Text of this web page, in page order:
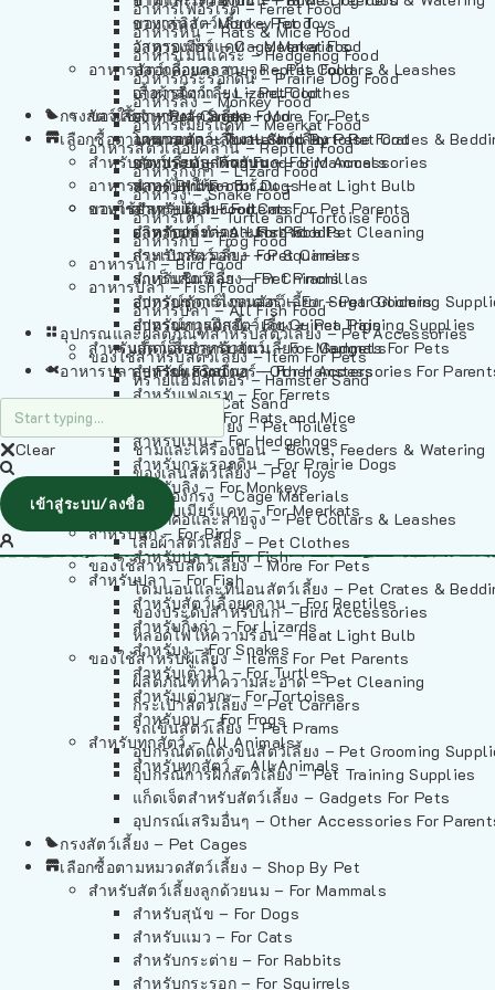
อาหารเฟอร์เร็ต – Ferret Food
อาหารหนู – Rats & Mice Food
อาหารเม่นแคระ – Hedgehog Food
อาหารกระรอกดิน – Prairie Dog Food
อาหารลิง – Monkey Food
อาหารเมียร์แคท – Meerkat Food
อาหารสัตว์เลี้อยคลาน – Reptile Food
อาหารกิ้งก่า – Lizard Food
อาหารงู – Snake Food
อาหารเต่า – Turtle and Tortoise Food
อาหารกบ – Frog Food
อาหารนก – Bird Food
อาหารปลา – Fish Food
อาหารปลา – All Fish Food
อุปกรณและผลิตภัณฑ์สำหรับสัตว์เลี้ยง – Pet Accessories
ของใช้สำหรับสัตว์เลี้ยง – Item For Pets
ทรายแฮมสเตอร์ – Hamster Sand
ทรายแมว – Cat Sand
ห้องน้ำสัตว์เลี้ยง – Pet Toilets
ชามและเครื่องป้อน – Bowls, Feeders & Watering
ของเล่นสัตว์เลี้ยง – Pet Toys
วัสดุรองกรง – Cage Materials
ปลอกคอและสายจูง – Pet Collars & Leashes
เสื้อผ้าสัตว์เลี้ยง – Pet Clothes
ของใช้สำหรับสัตว์เลี้ยง – More For Pets
โดมนอนและที่นอนสัตว์เลี้ยง – Pet Crates &
ของประดับสำหรับนก – Bird Accessories
หลอดไฟให้ความร้อน – Heat Light Bulb
ของใช้สำหรับผู้เลี้ยง – Items For Pet Parents
ผลิตภัณฑ์ทำความสะอาด – Pet Cleaning
กระเป๋าสัตว์เลี้ยง – Pet Carriers
รถเข็นสัตว์เลี้ยง – Pet Prams
อุปกรณ์ตัดแต่งขนสัตว์เลี้ยง – Pet Grooming
อุปกรณ์การฝึกสัตว์เลี้ยง – Pet Training Supplies
แก็ดเจ็ตสำหรับสัตว์เลี้ยง – Gadgets For Pets
อุปกรณ์เสริมอื่นๆ – Other Accessories For
กรงสัตว์เลี้ยง – Pet Cages
เลือกซื้อตามหมวดสัตว์เลี้ยง – Shop By Pet
สำหรับสัตว์เลี้ยงลูกด้วยนม – For Mammals
สำหรับสุนัข – For Dogs
สำหรับแมว – For Cats
สำหรับกระต่าย – For Rabbits
สำหรับกระรอก – For Squirrels
อาหารลิง – Monkey Food
อาหารเมียร์แคท – Meerkat Food
อาหารสัตว์เลี้อยคลาน – Reptile Food
อาหารกิ้งก่า – Lizard Food
อาหารงู – Snake Food
อาหารเต่า – Turtle and Tortoise Food
อาหารกบ – Frog Food
อาหารนก – Bird Food
อาหารปลา – Fish Food
อาหารปลา – All Fish Food
ของเล่นสัตว์เลี้ยง – Pet Toys
วัสดุรองกรง – Cage Materials
ปลอกคอและสายจูง – Pet Collars & Leashes
เสื้อผ้าสัตว์เลี้ยง – Pet Clothes
ของใช้สำหรับสัตว์เลี้ยง – More For Pets
โดมนอนและที่นอนสัตว์เลี้ยง – Pet Crates &
ของประดับสำหรับนก – Bird Accessories
หลอดไฟให้ความร้อน – Heat Light Bulb
ของใช้สำหรับผู้เลี้ยง – Items For Pet Parents
ผลิตภัณฑ์ทำความสะอาด – Pet Cleaning
กระเป๋าสัตว์เลี้ยง – Pet Carriers
รถเข็นสัตว์เลี้ยง – Pet Prams
อุปกรณ์ตัดแต่งขนสัตว์เลี้ยง – Pet Grooming
อุปกรณ์การฝึกสัตว์เลี้ยง – Pet Training Supplies
แก็ดเจ็ตสำหรับสัตว์เลี้ยง – Gadgets For Pets
อุปกรณ์เสริมอื่นๆ – Other Accessories For
กรงสัตว์เลี้ยง – Pet Cages
เลือกซื้อตามหมวดสัตว์เลี้ยง – Shop By Pet
สำหรับสัตว์เลี้ยงลูกด้วยนม – For Mammals
สำหรับสุนัข – For Dogs
สำหรับแมว – For Cats
สำหรับกระต่าย – For Rabbits
สำหรับกระรอก – For Squirrels
สำหรับชินชิล่า – For Chinchillas
สำหรับชูการ์ไกลเดอร์ – For Sugar Gliders
สำหรับหนูแกสบี้ – For Guinea Pigs
สำหรับสัตว์เลี้ยงลูกด้วยนม – For Mammals
สำหรับแฮมสเตอร์ – For Hamsters
สำหรับเฟอเรท – For Ferrets
สำหรับหนู – For Rats and Mice
สำหรับเม่น – For Hedgehogs
สำหรับกระรอกดิน – For Prairie Dogs
สำหรับลิง – For Monkeys
สำหรับเมียร์แคท – For Meerkats
สำหรับนก – For Birds
สำหรับปลา – For Fish
สำหรับปลา – For Fish
สำหรับสัตว์เลื้อยคลาน – For Reptiles
สำหรับกิ้งก่า – For Lizards
สำหรับงู – For Snakes
สำหรับเต่าน้ำ – For Turtles
สำหรับเต่าบก – For Tortoises
สำหรับกบ – For Frogs
สำหรับทุกสัตว์ – All Animals
สำหรับทุกสัตว์ – All Animals
อาหารปลา – Fish Food
Clear
เข้าสู่ระบบ/ลงชื่อ